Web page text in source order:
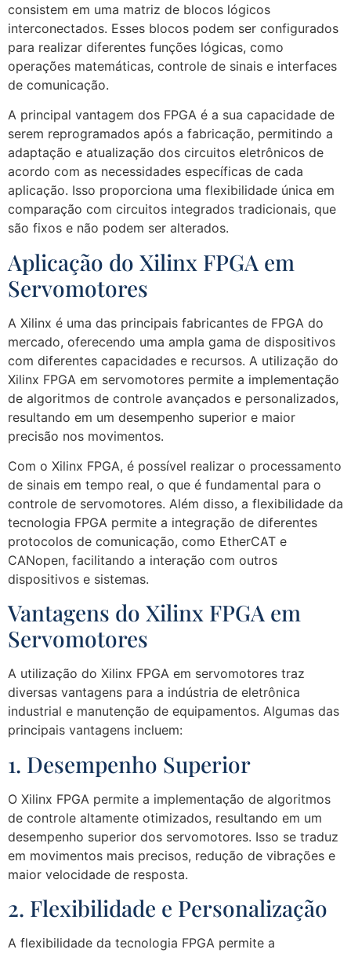
consistem em uma matriz de blocos lógicos
interconectados. Esses blocos podem ser configurados
para realizar diferentes funções lógicas, como
operações matemáticas, controle de sinais e interfaces
de comunicação.
A principal vantagem dos FPGA é a sua capacidade de
serem reprogramados após a fabricação, permitindo a
adaptação e atualização dos circuitos eletrônicos de
acordo com as necessidades específicas de cada
aplicação. Isso proporciona uma flexibilidade única em
comparação com circuitos integrados tradicionais, que
são fixos e não podem ser alterados.
Aplicação do Xilinx FPGA em
Servomotores
A Xilinx é uma das principais fabricantes de FPGA do
mercado, oferecendo uma ampla gama de dispositivos
com diferentes capacidades e recursos. A utilização do
Xilinx FPGA em servomotores permite a implementação
de algoritmos de controle avançados e personalizados,
resultando em um desempenho superior e maior
precisão nos movimentos.
Com o Xilinx FPGA, é possível realizar o processamento
de sinais em tempo real, o que é fundamental para o
controle de servomotores. Além disso, a flexibilidade da
tecnologia FPGA permite a integração de diferentes
protocolos de comunicação, como EtherCAT e
CANopen, facilitando a interação com outros
dispositivos e sistemas.
Vantagens do Xilinx FPGA em
Servomotores
A utilização do Xilinx FPGA em servomotores traz
diversas vantagens para a indústria de eletrônica
industrial e manutenção de equipamentos. Algumas das
principais vantagens incluem:
1. Desempenho Superior
O Xilinx FPGA permite a implementação de algoritmos
de controle altamente otimizados, resultando em um
desempenho superior dos servomotores. Isso se traduz
em movimentos mais precisos, redução de vibrações e
maior velocidade de resposta.
2. Flexibilidade e Personalização
A flexibilidade da tecnologia FPGA permite a